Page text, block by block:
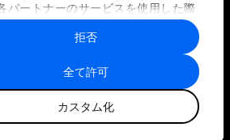
パートナーのサービスを使用した際
された情報と組み合わされ、各パー
によって使用されることがありま
全て許可
カスタム化
拒否
シーポリシーと利用規約
サイトマップ
世界経済フォーラム